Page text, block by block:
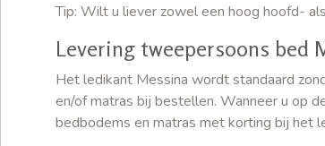
Tip: Wilt u liever zowel een hoog hoofd-
Levering tweepersoons bed
Het ledikant Messina wordt standaard
en/of matras bij bestellen. Wanneer u op
bedbodems en matras met korting bij het